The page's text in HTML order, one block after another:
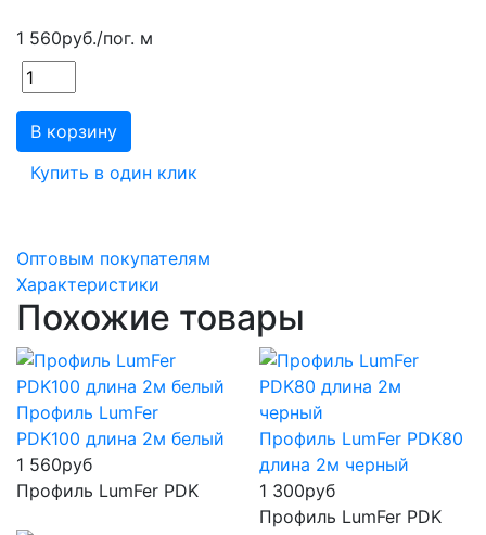
1 560руб./пог. м
В корзину
Купить в один клик
Оптовым покупателям
Характеристики
Похожие товары
Профиль LumFer
PDK100 длина 2м белый
1 560руб
Профиль LumFer PDK
Профиль LumFer PDK80
длина 2м черный
1 300руб
Профиль LumFer PDK